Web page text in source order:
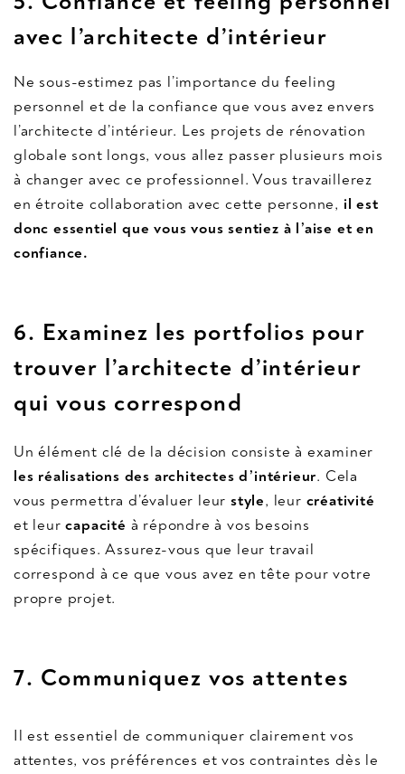
avec l’architecte d’intérieur
Ne sous-estimez pas l’importance du feeling
personnel et de la confiance que vous avez envers
l’architecte d’intérieur. Les projets de rénovation
globale sont longs, vous allez passer plusieurs mois
à changer avec ce professionnel. Vous travaillerez
en étroite collaboration avec cette personne, il est
donc essentiel que vous vous sentiez à l’aise et en
confiance.
6. Examinez les portfolios pour
trouver l’architecte d’intérieur
qui vous correspond
Un élément clé de la décision consiste à examiner
les réalisations des architectes d’intérieur. Cela
vous permettra d’évaluer leurstyle, leur créativité
et leurcapacité à répondre à vos besoins
spécifiques. Assurez-vous que leur travail
correspond à ce que vous avez en tête pour votre
propre projet.
7. Communiquez vos attentes
Il est essentiel de communiquer clairement vos
attentes, vos préférences et vos contraintes dès le